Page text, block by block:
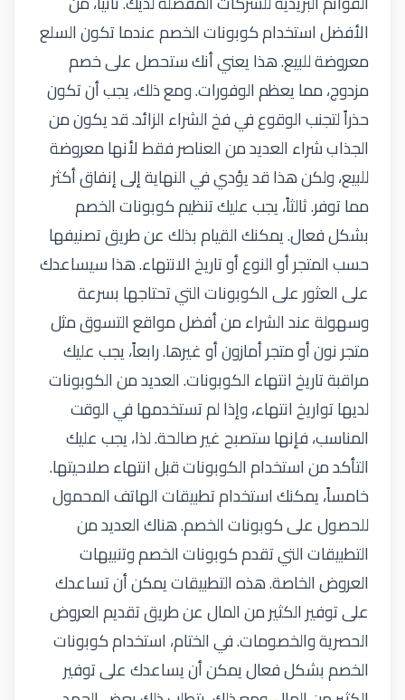
الأفضل استخدام كوبونات الخصم عندما تكون السلع
معروضة للبيع. هذا يعني أنك ستحصل على خصم
مزدوج، مما يعظم الوفورات. ومع ذلك، يجب أن تكون
حذراً لتجنب الوقوع في فخ الشراء الزائد. قد يكون من
الجذاب شراء العديد من العناصر فقط لأنها معروضة
للبيع، ولكن هذا قد يؤدي في النهاية إلى إنفاق أكثر
مما توفر. ثالثاً، يجب عليك تنظيم كوبونات الخصم
بشكل فعال. يمكنك القيام بذلك عن طريق تصنيفها
حسب المتجر أو النوع أو تاريخ الانتهاء. هذا سيساعدك
على العثور على الكوبونات التي تحتاجها بسرعة
وسهولة عند الشراء من أفضل مواقع التسوق مثل
متجر نونأو متجر أمازون أو غيرها. رابعاً، يجب عليك
مراقبة تاريخ انتهاء الكوبونات. العديد من الكوبونات
لديها تواريخ انتهاء، وإذا لم تستخدمها في الوقت
المناسب، فإنها ستصبح غير صالحة. لذا، يجب عليك
التأكد من استخدام الكوبونات قبل انتهاء صلاحيتها.
خامساً، يمكنك استخدام تطبيقات الهاتف المحمول
للحصول على كوبونات الخصم. هناك العديد من
التطبيقات التي تقدم كوبونات الخصم وتنبيهات
العروض الخاصة. هذه التطبيقات يمكن أن تساعدك
على توفير الكثير من المال عن طريق تقديم العروض
الحصرية والخصومات. في الختام، استخدام كوبونات
الخصم بشكل فعال يمكن أن يساعدك على توفير